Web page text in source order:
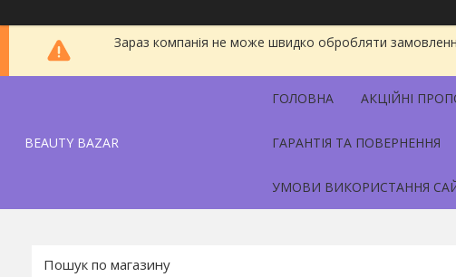
Зараз компанія не може швидко обробляти
BEAUTY BAZAR
ГОЛОВНА АКЦІЙНІ
ГАРАНТІЯ ТА ПОВЕРНЕННЯ
УМОВИ ВИКОРИСТАННЯ